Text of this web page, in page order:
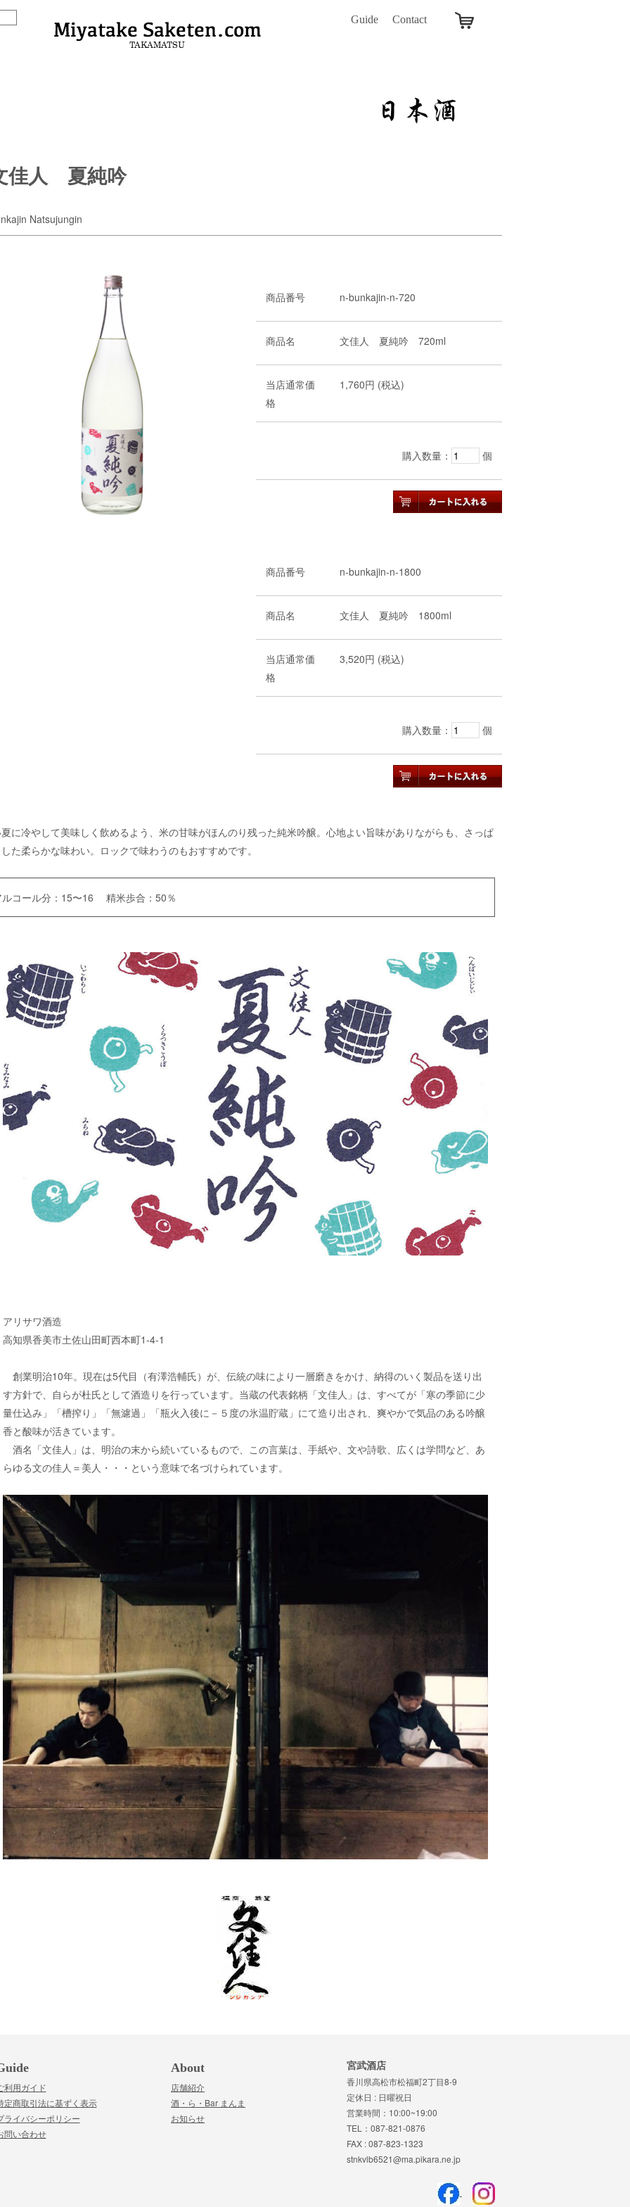
Guide Contact
佳人 夏純吟
Natsujungin
商品番号 n-bunkajin-n-720
商品名 文佳人 夏純吟 720ml
当店通常価
格
1,760円 (税込)
購入数量： 個
商品番号 n-bunkajin-n-1800
商品名 文佳人 夏純吟 1800ml
当店通常価
格
3,520円 (税込)
購入数量： 個
に冷やして美味しく飲めるよう、米の甘味がほんのり残った純米吟醸。心地よい旨味がありながらも、さっぱ
た柔らかな味わい。ロックで味わうのもおすすめです。
ルコール分：15〜16 精米歩合：50％
アリサワ酒造
高知県香美市土佐山田町西本町1-4-1
創業明治10年。現在は5代目（有澤浩輔氏）が、伝統の味により一層磨きをかけ、納得のいく製品を送り出
す方針で、自らが杜氏として酒造りを行っています。当蔵の代表銘柄「文佳人」は、すべてが「寒の季節に少
量仕込み」「槽搾り」「無濾過」「瓶火入後に－５度の氷温貯蔵」にて造り出され、爽やかで気品のある吟醸
香と酸味が活きています。
酒名「文佳人」は、明治の末から続いているもので、この言葉は、手紙や、文や詩歌、広くは学問など、あ
らゆる文の佳人＝美人・・・という意味で名づけられています。
利用ガイド
定商取引法に基ずく表示
ライバシーポリシー
問い合わせ
About
店舗紹介
酒・ら・Bar まんま
お知らせ
宮武酒店
香川県高松市松福町2丁目8-9
定休日 : 日曜祝日
営業時間：10:00~19:00
TEL：087-821-0876
FAX : 087-823-1323
stnkvlb6521@ma.pikara.ne.jp